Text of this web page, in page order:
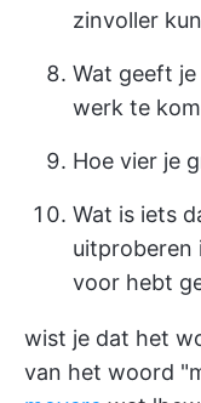
zinvoller
Wat geeft
werk te
Hoe vier je
Wat is iets
uitproberen
voor hebt
wist je dat het
van het woord